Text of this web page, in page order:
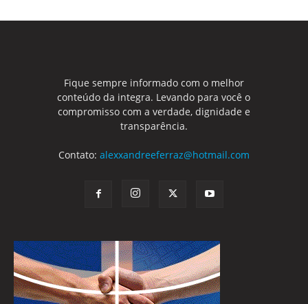
Fique sempre informado com o melhor
conteúdo da integra. Levando para você o
compromisso com a verdade, dignidade e
transparência.
Contato: alexxandreeferraz@hotmail.com